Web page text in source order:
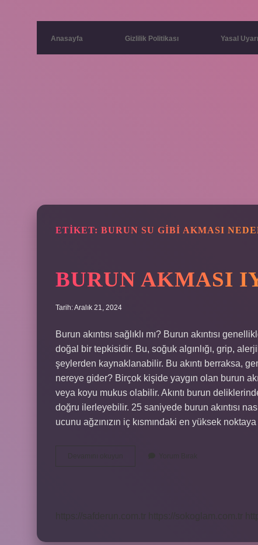
Anasayfa Gizlilik Politikası Yasal Uyarı
ETIKET: BURUN SU GIBI AKMASI
BURUN AKMASI
Tarih: Aralık 21, 2024
Burun akıntısı sağlıklı mı? Burun akıntısı
doğal bir tepkisidir. Bu, soğuk algınlığı, grip,
şeylerden kaynaklanabilir. Bu akıntı berraksa,
nereye gider? Birçok kişide yaygın olan burun
veya koyu mukus olabilir. Akıntı burun
doğru ilerleyebilir. 25 saniyede burun akıntısı
ucunu ağzınızın iç kısmındaki en yüksek